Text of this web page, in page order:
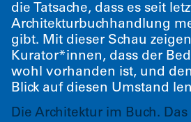
die Tatsache, dass es seit
Architekturbuchhandlung
gibt. Mit dieser Schau
Kurator*innen, dass der
wohl vorhanden ist, und
Blick auf diesen Umstand
Die Architektur im Buch.